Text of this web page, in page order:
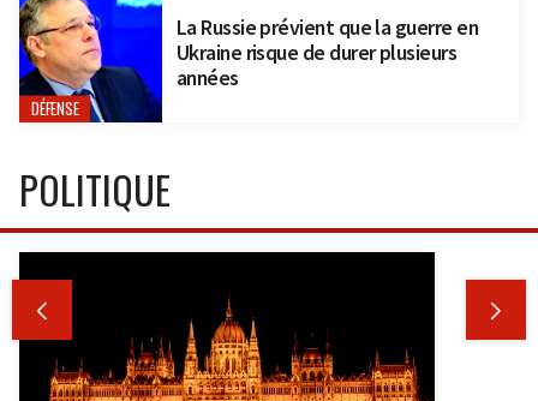
DÉFENSE
La Russie prévient que la guerre en
Ukraine risque de durer plusieurs
années
POLITIQUE
 